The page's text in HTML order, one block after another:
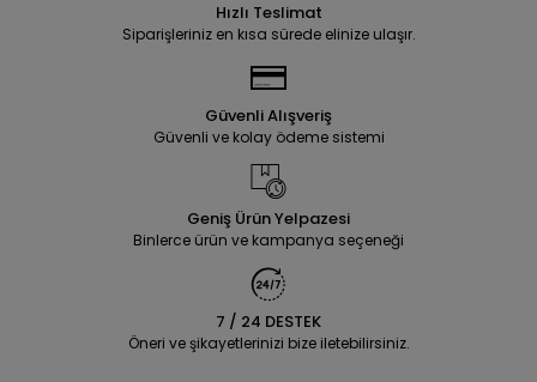
Hızlı Teslimat
Siparişleriniz en kısa sürede elinize ulaşır.
Güvenli Alışveriş
Güvenli ve kolay ödeme sistemi
Geniş Ürün Yelpazesi
Binlerce ürün ve kampanya seçeneği
7 / 24 DESTEK
Öneri ve şikayetlerinizi bize iletebilirsiniz.